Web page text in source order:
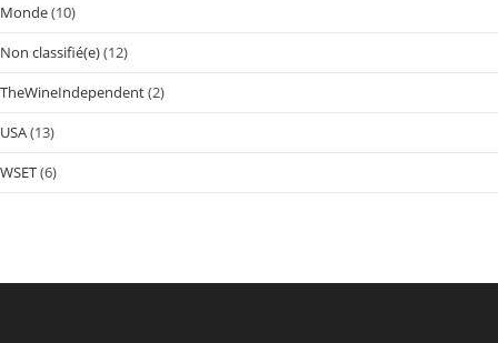
Monde(10)
Non classifié(e)(12)
TheWineIndependent(2)
USA(13)
WSET(6)